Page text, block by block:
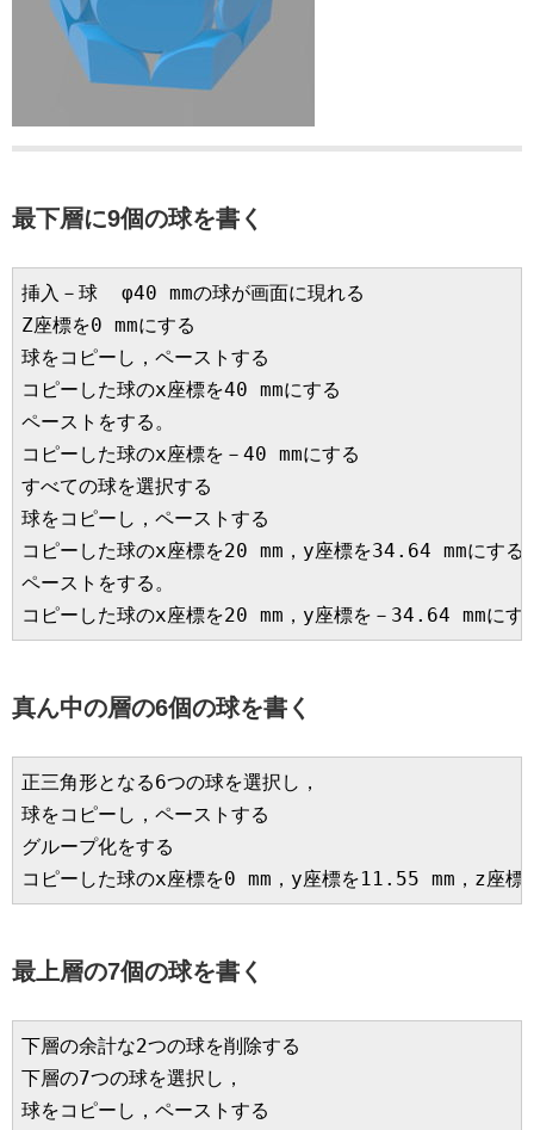
最下層に9個の球を書く
挿入－球  φ40 mmの球が画面に現れる
Z座標を0 mmにする
球をコピーし，ペーストする
コピーした球のx座標を40 mmにする
ペーストをする。
コピーした球のx座標を－40 mmにする
すべての球を選択する
球をコピーし，ペーストする
コピーした球のx座標を20 mm，y座標を34.64 mmにする
ペーストをする。
コピーした球のx座標を20 mm，y座標を－34.64 mmにす
真ん中の層の6個の球を書く
正三角形となる6つの球を選択し，
球をコピーし，ペーストする
グループ化をする
コピーした球のx座標を0 mm，y座標を11.55 mm，z座
最上層の7個の球を書く
下層の余計な2つの球を削除する
下層の7つの球を選択し，
球をコピーし，ペーストする